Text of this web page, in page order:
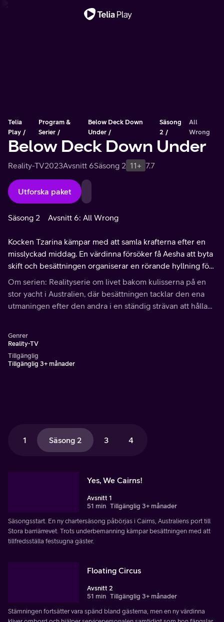
Telia
Play
Program &
Serier
Below Deck Down
Under
Säsong
2
All
Wrong
Below Deck Down Under
Reality-TV2023Avsnitt 6Säsong 2 11+ 7.7
Utforska paket
Säsong 2 Avsnitt 6: All Wrong
Kocken Tzarina kämpar med att samla krafterna efter en
misslyckad middag. En värdinna försöker få Aesha att byta
skift och besättningen organiserar en rörande hyllning för
gästerna. Personalen nyktrar till på en utekväll när nåt
allvarligt sker.
Om serien: Realityserie om livet bakom kulisserna på en
stor yacht i Australien, där besättningen tacklar den ena
utmaningen efter den andra i en ständig strävan att hålla
Genrer
Reality-TV
Tillgänglig
Tillgänglig 3+ månader
1 Säsong 2 3 4
Yes, We Cairns!
Avsnitt 1
51 min Tillgänglig 3+ månader
Säsongsstart. En ny chartersäsong påbörjas i Cairns, Australiens port till
Stora barriärrevet. Trots underbemanning kämpar besättningen med att
tillfredsställa festsugna gäster.
Floating Circus
Avsnitt 2
51 min Tillgänglig 3+ månader
Stämningen fortsätter vara spänd bland gästerna, men en ny värdinna